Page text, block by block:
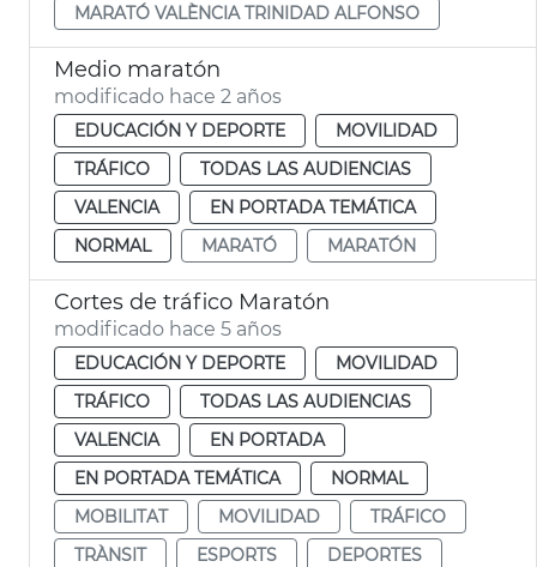
MARATÓ VALÈNCIA TRINIDAD ALFONSO
Medio maratón
modificado hace 2 años
EDUCACIÓN Y DEPORTE
MOVILIDAD
TRÁFICO
TODAS LAS AUDIENCIAS
VALENCIA
EN PORTADA TEMÁTICA
NORMAL
MARATÓ MARATÓN
Cortes de tráfico Maratón
modificado hace 5 años
EDUCACIÓN Y DEPORTE
MOVILIDAD
TRÁFICO
TODAS LAS AUDIENCIAS
VALENCIA
EN PORTADA
EN PORTADA TEMÁTICA
NORMAL
MOBILITAT
MOVILIDAD
TRÁFICO
TRÀNSIT
ESPORTS
DEPORTES